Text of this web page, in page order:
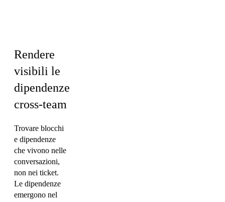
Rendere
visibili le
dipendenze
cross-team
Trovare blocchi
e dipendenze
che vivono nelle
conversazioni,
non nei ticket.
Le dipendenze
emergono nel